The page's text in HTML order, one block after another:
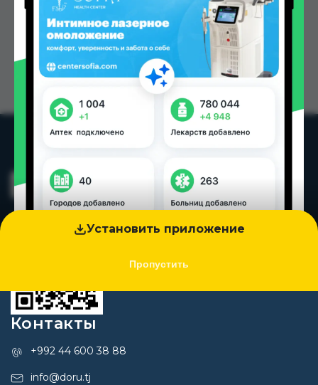
Установить приложение
Пропустить
Контакты
+992 44 600 38 88
info@doru.tj